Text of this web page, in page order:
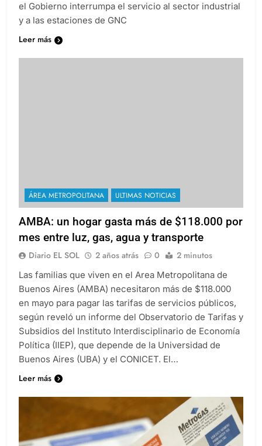
el Gobierno interrumpa el servicio al sector industrial
y a las estaciones de GNC
Leer más
ÁREA METROPOLITANA ULTIMAS NOTICIAS
AMBA: un hogar gasta más de $118.000 por
mes entre luz, gas, agua y transporte
Diario EL SOL 2 años atrás 0 2 minutos
Las familias que viven en el Area Metropolitana de
Buenos Aires (AMBA) necesitaron más de $118.000
en mayo para pagar las tarifas de servicios públicos,
según reveló un informe del Observatorio de Tarifas y
Subsidios del Instituto Interdisciplinario de Economía
Política (IIEP), que depende de la Universidad de
Buenos Aires (UBA) y el CONICET. El…
Leer más